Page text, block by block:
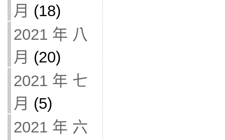
月 (18)
2021 年 八
月 (20)
2021 年 七
月 (5)
2021 年 六